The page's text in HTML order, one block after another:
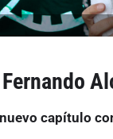
Fernando
capítulo